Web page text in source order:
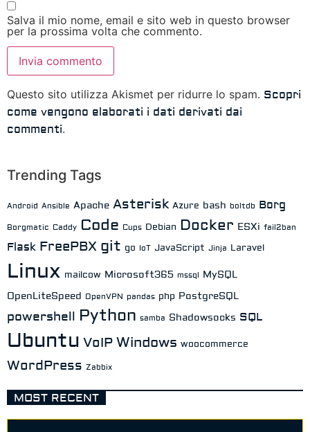
Salva il mio nome, email e sito web in questo browser
per la prossima volta che commento.
Questo sito utilizza Akismet per ridurre lo spam. Scopri
come vengono elaborati i dati derivati dai
commenti.
Trending Tags
Android Ansible Apache Asterisk Azure bash boltdb Borg
Borgmatic Caddy Code Cups Debian Docker ESXi fail2ban
Flask FreePBX git go IoT JavaScript Jinja Laravel
Linux mailcow Microsoft365 mssql MySQL
OpenLiteSpeed OpenVPN pandas php PostgreSQL
powershell Python samba Shadowsocks SQL
Ubuntu VoIP Windows woocommerce
WordPress Zabbix
MOST RECENT